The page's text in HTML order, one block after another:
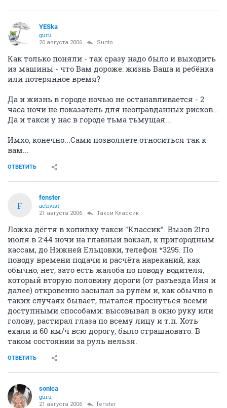
YESka
guru
20 августа 2006 Sunto
Как только поняли - так сразу надо было и выходить
из машины - что Вам дороже: жизнь Ваша и ребёнка
или потерянное время?
Да и жизнь в городе ночью не останавливается - 2
часа ночи не показатель для неоправданных рисков...
Да и такси у нас в городе тьма тьмущая...
Имхо, конечно...Сами позволяете относиться так к
вам...
ОТВЕТИТЬ
F
fenster
activist
21 августа 2006 Такси Классик
Ложка дёгтя в копилку такси "Классик". Вызов 21го
июля в 2:44 ночи на главный вокзал, к пригородным
кассам, до Нижней Ельцовки, телефон *3295. По
поводу времени подачи и расчёта нареканий, как
обычно, нет, зато есть жалоба по поводу водителя,
который вторую половину дороги (от разъезда Иня и
далее) откровенно засыпал за рулём и, как обычно в
таких случаях бывает, пытался проснуться всеми
доступными способами: высовывал в окно руку или
голову, растирал глаза по всему лицу и т.п. Хоть
ехали и 60 км/ч всю дорогу, было страшновато. В
таком состоянии за руль нельзя.
ОТВЕТИТЬ
sonica
guru
21 августа 2006 fenster